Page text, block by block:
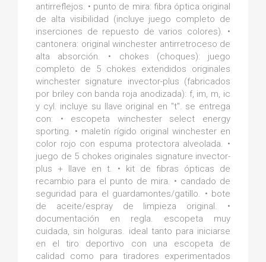
antirreflejos. • punto de mira: fibra óptica original
de alta visibilidad (incluye juego completo de
inserciones de repuesto de varios colores). •
cantonera: original winchester antirretroceso de
alta absorción. • chokes (choques): juego
completo de 5 chokes extendidos originales
winchester signature invector-plus (fabricados
por briley con banda roja anodizada): f, im, m, ic
y cyl. incluye su llave original en "t". se entrega
con: • escopeta winchester select energy
sporting. • maletín rígido original winchester en
color rojo con espuma protectora alveolada. •
juego de 5 chokes originales signature invector-
plus + llave en t. • kit de fibras ópticas de
recambio para el punto de mira. • candado de
seguridad para el guardamontes/gatillo. • bote
de aceite/espray de limpieza original. •
documentación en regla. escopeta muy
cuidada, sin holguras. ideal tanto para iniciarse
en el tiro deportivo con una escopeta de
calidad como para tiradores experimentados